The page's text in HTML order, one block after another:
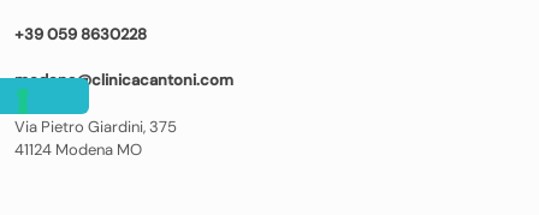
+39 059 8630228
modena@clinicacantoni.com
Via Pietro Giardini, 375
41124 Modena MO